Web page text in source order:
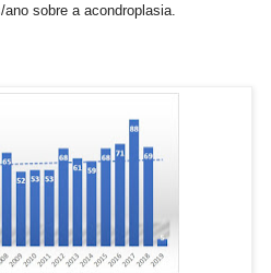
sobre a acondroplasia.